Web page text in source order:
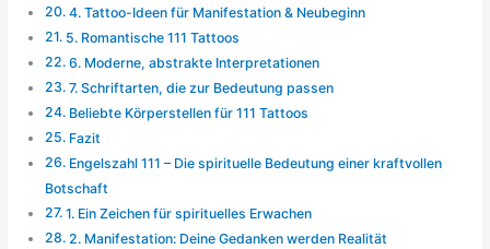
4. Tattoo-Ideen für Manifestation & Neubeginn
5. Romantische 111 Tattoos
6. Moderne, abstrakte Interpretationen
7. Schriftarten, die zur Bedeutung passen
Beliebte Körperstellen für 111 Tattoos
Fazit
Engelszahl 111 – Die spirituelle Bedeutung einer kraftvollen
Botschaft
1. Ein Zeichen für spirituelles Erwachen
2. Manifestation: Deine Gedanken werden Realität